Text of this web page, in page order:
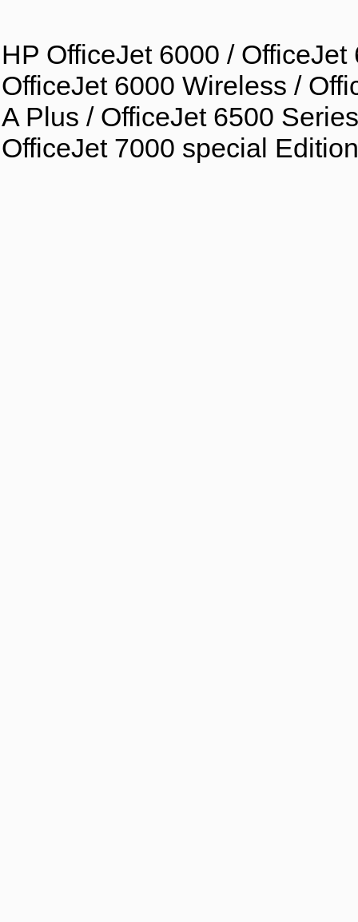
HP OfficeJet 6000 /
OfficeJet 6000 Wireless /
A Plus / OfficeJet 6500
OfficeJet 7000 special